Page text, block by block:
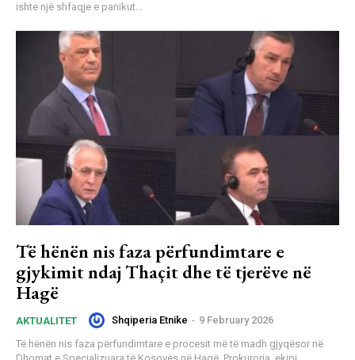
ishte një shfaqje e panikut...
Të hënën nis faza përfundimtare e
gjykimit ndaj Thaçit dhe të tjerëve në
Hagë
AKTUALITET Shqiperia Etnike - 9 February 2026
Të hënën nis faza përfundimtare e procesit më të madh gjyqësor në